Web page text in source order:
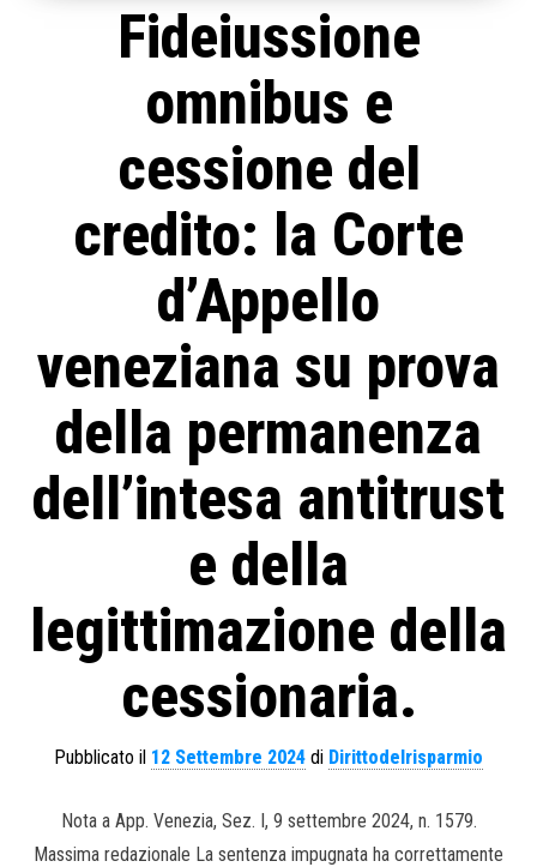
Fideiussione
omnibus e
cessione del
credito: la Corte
d’Appello
veneziana su prova
della permanenza
dell’intesa antitrust
e della
legittimazione della
cessionaria.
Pubblicato il 12 Settembre 2024 di Dirittodelrisparmio
Nota a App. Venezia, Sez. I, 9 settembre 2024, n. 1579.
Massima redazionale La sentenza impugnata ha correttamente